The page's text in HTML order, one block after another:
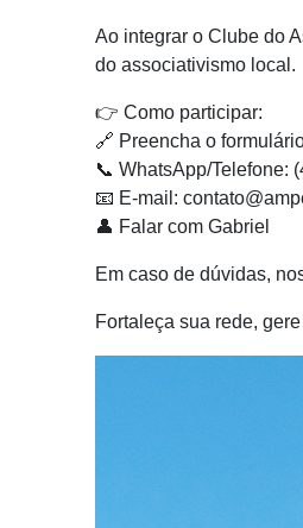
Ao integrar o Clube do
do associativismo local.
👉 Como participar:
🔗 Preencha o
📞 WhatsApp/Telefone:
📧 E-mail:
👤 Falar com Gabriel
Em caso de dúvidas,
Fortaleça sua rede,